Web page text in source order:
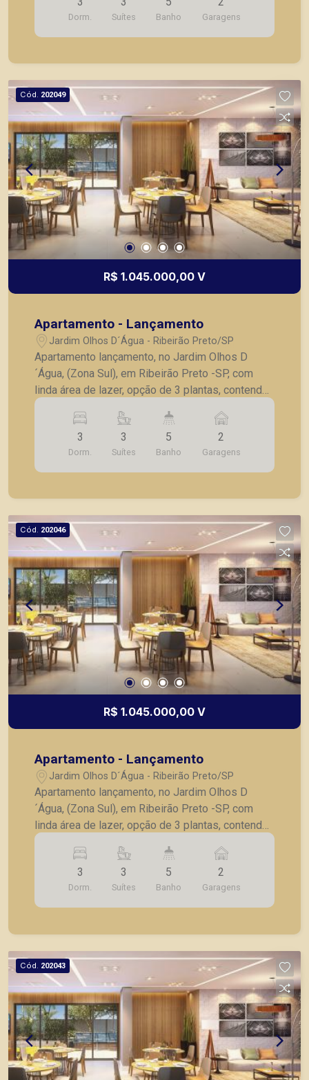
técnica; - 2 vagas de garagem. - Fotos do
decorado. * Entrega prevista para Fevereiro de
2024. * Consultar valores atualizados e unidades
Dorm. Suítes Banho Garagens
Cód. 202049
R$ 1.045.000,00 V
Apartamento - Lançamento
Jardim Olhos D´Água - Ribeirão Preto/SP
Apartamento lançamento, no Jardim Olhos D
´Água, (Zona Sul), em Ribeirão Preto -SP, com
linda área de lazer, opção de 3 plantas, contendo:
- 3 suítes; - Sala 2 ambientes; - Lavabo; -
Cozinha; - Lavanderia; - Varanda gourmet; - Laje
técnica; - 2 vagas de garagem. - Fotos do
decorado. * Entrega prevista para Fevereiro de
2024. * Consultar valores atualizados e unidades
3
Dorm.
3
Suítes
5
Banho
2
Garagens
Cód. 202046
R$ 1.045.000,00 V
Apartamento - Lançamento
Jardim Olhos D´Água - Ribeirão Preto/SP
Apartamento lançamento, no Jardim Olhos D
´Água, (Zona Sul), em Ribeirão Preto -SP, com
linda área de lazer, opção de 3 plantas, contendo:
- 3 suítes; - Sala 2 ambientes; - Lavabo; -
Cozinha; - Lavanderia; - Varanda gourmet; - Laje
técnica; - 2 vagas de garagem. - Fotos do
decorado. * Entrega prevista para Fevereiro de
2024. * Consultar valores atualizados e unidades
3
Dorm.
3
Suítes
5
Banho
2
Garagens
Cód. 202043